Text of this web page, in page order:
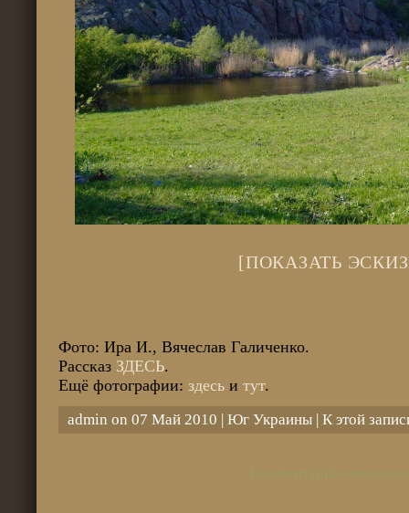
[ПОКАЗАТЬ
Фото: Ира И., Вячеслав Галиченко.
Рассказ ЗДЕСЬ.
Ещё фотографии:здесь итут.
admin on 07 Май 2010 | Юг Украины| К этой